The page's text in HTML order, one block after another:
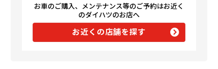
お車のご購入、メンテナンス等のご予約はお近く
のダイハツのお店へ
お近くの店舗を探す